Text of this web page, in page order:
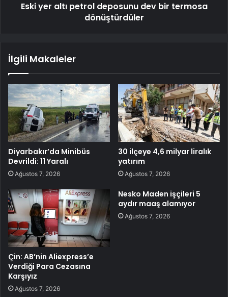
Eski yer altı petrol deposunu dev bir termosa
dönüştürdüler
İlgili Makaleler
Diyarbakır’da Minibüs
Devrildi: 11 Yaralı
Ağustos 7, 2026
30 ilçeye 4,6 milyar liralık
yatırım
Ağustos 7, 2026
Çin: AB’nin Aliexpress’e
Verdiği Para Cezasına
Karşıyız
Ağustos 7, 2026
Nesko Maden işçileri 5
aydır maaş alamıyor
Ağustos 7, 2026